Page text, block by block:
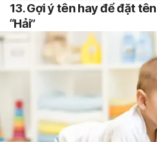
13. Gợi ý tên hay để đặt
“Hải”